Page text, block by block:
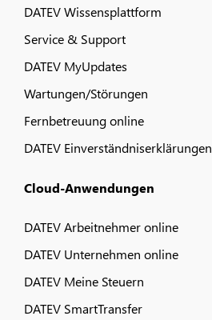
DATEV Wissensplattform
Service & Support
DATEV MyUpdates
Wartungen/Störungen
Fernbetreuung online
DATEV Einverständniserklärungen
Cloud-Anwendungen
DATEV Arbeitnehmer online
DATEV Unternehmen online
DATEV Meine Steuern
DATEV SmartTransfer